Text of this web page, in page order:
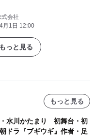
会社
月1日 12:00
っと見る
もっと見る
水川かたまり 初舞台・初
ドラ『ブギウギ』作者・足